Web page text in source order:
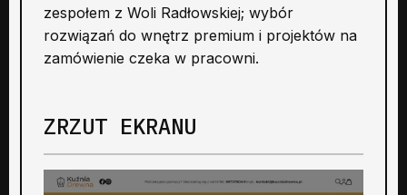
zespołem z Woli Radłowskiej; wybór
rozwiązań do wnętrz premium i projektów na
zamówienie czeka w pracowni.
ZRZUT EKRANU